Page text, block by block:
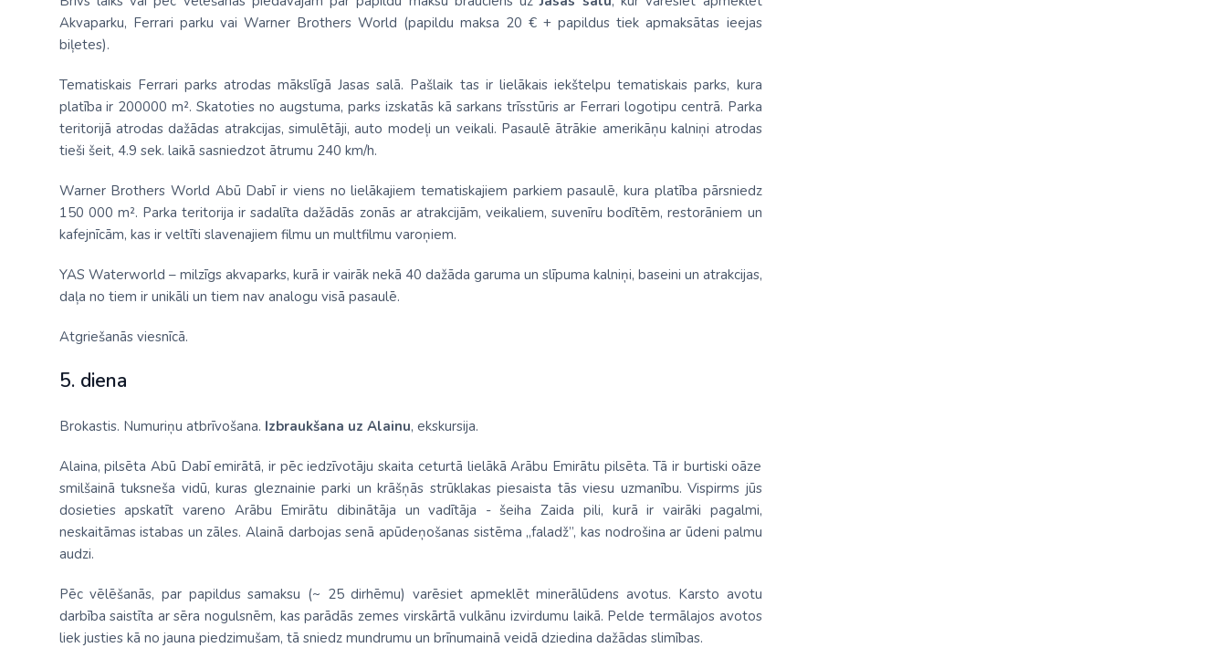
Akvaparku, Ferrari parku vai Warner Brothers World (papildu maksa 20 € + papildus tiek apmaksātas ieejas
biļetes).
Tematiskais Ferrari parks atrodas mākslīgā Jasas salā. Pašlaik tas ir lielākais iekštelpu tematiskais parks, kura
platība ir 200000 m². Skatoties no augstuma, parks izskatās kā sarkans trīsstūris ar Ferrari logotipu centrā. Parka
teritorijā atrodas dažādas atrakcijas, simulētāji, auto modeļi un veikali. Pasaulē ātrākie amerikāņu kalniņi atrodas
tieši šeit, 4.9 sek. laikā sasniedzot ātrumu 240 km/h.
Warner Brothers World Abū Dabī ir viens no lielākajiem tematiskajiem parkiem pasaulē, kura platība pārsniedz
150 000 m². Parka teritorija ir sadalīta dažādās zonās ar atrakcijām, veikaliem, suvenīru bodītēm, restorāniem un
kafejnīcām, kas ir veltīti slavenajiem filmu un multfilmu varoņiem.
YAS Waterworld – milzīgs akvaparks, kurā ir vairāk nekā 40 dažāda garuma un slīpuma kalniņi, baseini un atrakcijas,
daļa no tiem ir unikāli un tiem nav analogu visā pasaulē.
Atgriešanās viesnīcā.
5. diena
Brokastis. Numuriņu atbrīvošana. Izbraukšana uz Alainu, ekskursija.
Alaina, pilsēta Abū Dabī emirātā, ir pēc iedzīvotāju skaita ceturtā lielākā Arābu Emirātu pilsēta. Tā ir burtiski oāze
smilšainā tuksneša vidū, kuras gleznainie parki un krāšņās strūklakas piesaista tās viesu uzmanību. Vispirms jūs
dosieties apskatīt vareno Arābu Emirātu dibinātāja un vadītāja - šeiha Zaida pili, kurā ir vairāki pagalmi,
neskaitāmas istabas un zāles. Alainā darbojas senā apūdeņošanas sistēma „faladž”, kas nodrošina ar ūdeni palmu
audzi.
Pēc vēlēšanās, par papildus samaksu (~ 25 dirhēmu) varēsiet apmeklēt minerālūdens avotus. Karsto avotu
darbība saistīta ar sēra nogulsnēm, kas parādās zemes virskārtā vulkānu izvirdumu laikā. Pelde termālajos avotos
liek justies kā no jauna piedzimušam, tā sniedz mundrumu un brīnumainā veidā dziedina dažādas slimības.